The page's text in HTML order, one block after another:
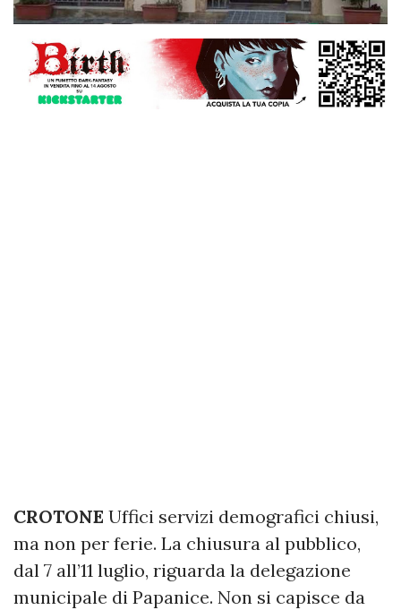
CROTONE Uffici servizi demografici chiusi,
ma non per ferie. La chiusura al pubblico,
dal 7 all’11 luglio, riguarda la delegazione
municipale di Papanice. Non si capisce da